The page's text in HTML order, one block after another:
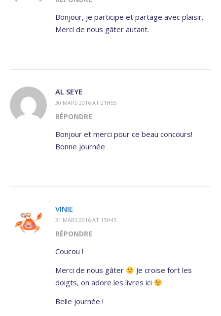
Bonjour, je participe et partage avec plaisir.
Merci de nous gâter autant.
AL SEYE
30 MARS 2016 AT 21H55
RÉPONDRE
Bonjour et merci pour ce beau concours!
Bonne journée
VINIE
31 MARS 2016 AT 15H45
RÉPONDRE
Coucou !
Merci de nous gâter
Je croise fort les
doigts, on adore les livres ici
Belle journée !